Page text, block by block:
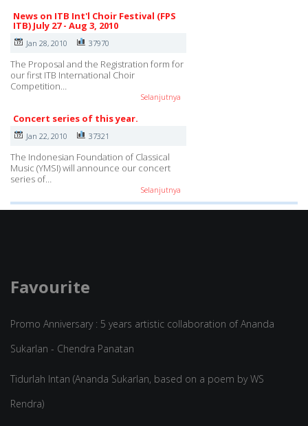
News on ITB Int'l Choir Festival (FPS
ITB) July 27 - Aug 3, 2010
Jan 28, 2010 37970
The Proposal and the Registration form for
our first ITB International Choir
Competition…
Selanjutnya
Concert series of this year.
Jan 22, 2010 37321
The Indonesian Foundation of Classical
Music (YMSI) will announce our concert
series of…
Selanjutnya
Favourite
Promo Anniversary : 5 years artistic collaboration of Ananda
Sukarlan - Chendra Panatan
Tidurlah Intan (Ananda Sukarlan, based on a poem by WS
Rendra)